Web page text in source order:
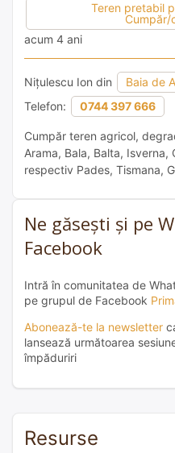
Teren pretabil
Cumpăr/
acum 4 ani
Nițulescu Ion din Baia de
Telefon:
0744 397 666
Cumpăr teren agricol,
Arama, Bala, Balta,
respectiv Pades, Tismana,
Ne găsești și pe
Facebook
Intră în comunitatea de
pe grupul de Facebook
Abonează-te la newsletter
lansează următoarea
împăduriri
Resurse